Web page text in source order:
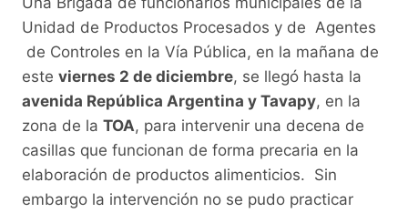
Unidad de Productos Procesados y de Agentes
de Controles en la Vía Pública, en la mañana de
este viernes 2 de diciembre, se llegó hasta la
avenida República Argentina y Tavapy, en la
zona de la TOA, para intervenir una decena de
casillas que funcionan de forma precaria en la
elaboración de productos alimenticios. Sin
embargo la intervención no se pudo practicar